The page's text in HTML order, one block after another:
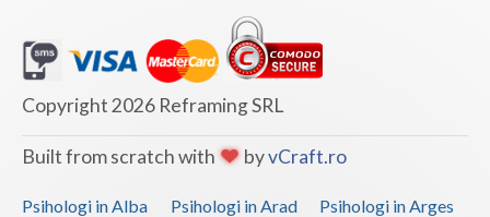
Copyright 2026 Reframing SRL
Built from scratch with byvCraft.ro
Psihologi in Alba Psihologi in Arad
Psihologi in Arges